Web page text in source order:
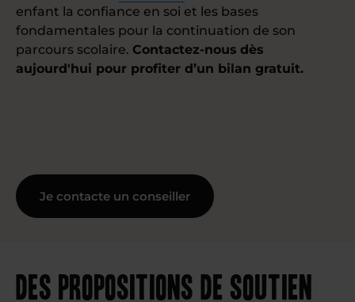
enfant la confiance en soi et les bases
fondamentales pour la continuation de son
parcours scolaire. Contactez-nous dès
aujourd'hui pour profiter d’un bilan gratuit.
Je contacte un conseiller
Des propositions de soutien